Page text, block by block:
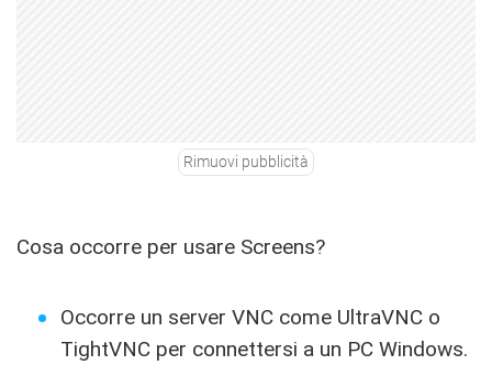
Rimuovi pubblicità
Cosa occorre per usare Screens?
Occorre un server VNC come UltraVNC o
TightVNC per connettersi a un PC Windows.